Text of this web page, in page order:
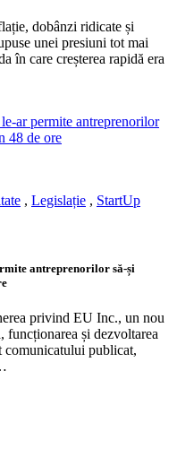
dobânzi ridicate și
unei presiuni tot mai
în care creșterea rapidă era
, Legislație , StartUp
antreprenorilor să-și
privind EU Inc., un nou
funcționarea și dezvoltarea
publicat,